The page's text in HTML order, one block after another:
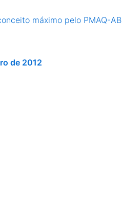
máximo pelo PMAQ-AB
de 2012